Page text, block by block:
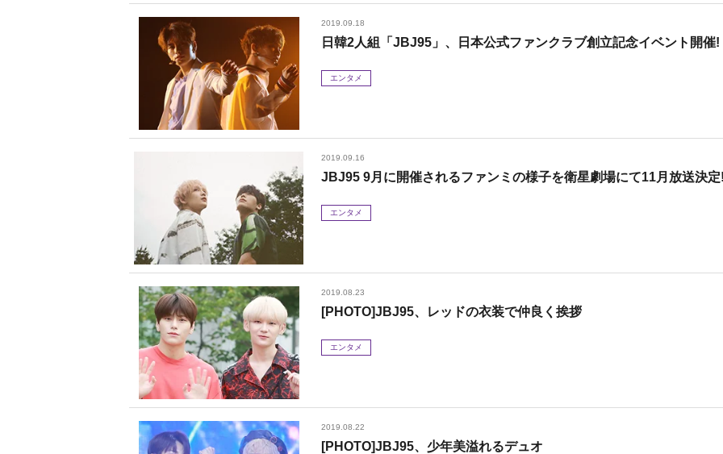
2019.09.18
日韓2人組「JBJ95」、日本公式ファンクラブ創立記念イベント開催!
エンタメ
2019.09.16
JBJ95 9月に開催されるファンミの様子を衛星劇場にて11月放送決定
エンタメ
2019.08.23
[PHOTO]JBJ95、レッドの衣装で仲良く挨拶
エンタメ
2019.08.22
[PHOTO]JBJ95、少年美溢れるデュオ